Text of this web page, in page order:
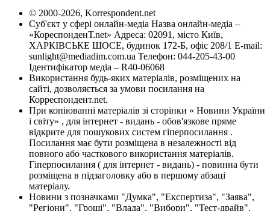
© 2000-2026, Korrespondent.net
Суб'єкт у сфері онлайн-медіа Назва онлайн-медіа –
«КореспонденТ.net» Адреса: 02091, місто Київ,
ХАРКІВСЬКЕ ШОСЕ, будинок 172-Б, офіс 208/1 E-mail:
sunlight@mediadim.com.ua Телефон: 044-205-43-00
Ідентифікатор медіа – R40-06068
Використання будь-яких матеріалів, розміщених на
сайті, дозволяється за умови посилання на
Корреспондент.net.
При копіюванні матеріалів зі сторінки « Новини України
і світу» , для інтернет - видань - обов'язкове пряме
відкрите для пошукових систем гіперпосилання .
Посилання має бути розміщена в незалежності від
повного або часткового використання матеріалів.
Гіперпосилання ( для інтернет - видань) - повинна бути
розміщена в підзаголовку або в першому абзаці
матеріалу.
Новини з позначками "Думка", "Експертиза", "Заява",
"Регіони", "Гроші", "Влада", "Вибори", "Тест-драйв",